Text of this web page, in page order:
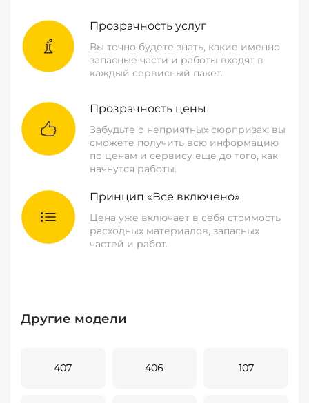
Прозрачность услуг
Вы точно будете знать, какие именно
запасные части и работы входят в
каждый сервисный пакет.
Прозрачность цены
Забудьте о неприятных сюрпризах: вы
сможете получить всю информацию
по ценам и сервису еще до того, как
начнутся работы.
Принцип «Все включено»
Цена уже включает в себя стоимость
расходных материалов, запасных
частей и работ.
Другие модели
407 406 107